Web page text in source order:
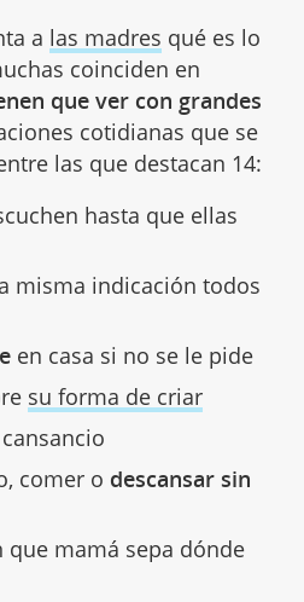
a las madres qué es lo
coinciden en
que ver con grandes
cotidianas que se
las que destacan 14:
hasta que ellas
misma indicación todos
en casa si no se le pide
su forma de criar
comer o descansar sin
que mamá sepa dónde